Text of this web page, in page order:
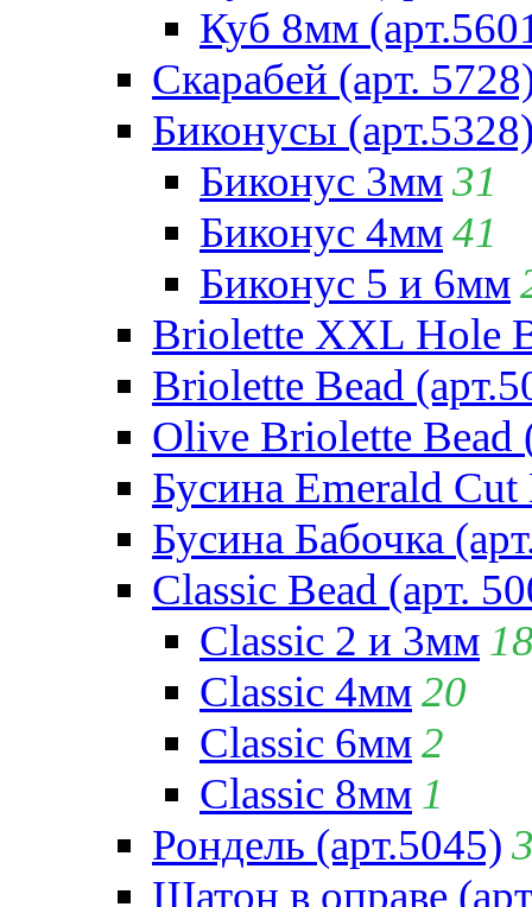
Куб 8мм
Скарабей (арт.
Биконусы
Биконус 3мм31
Биконус 4мм41
Биконус 5 и 6мм
Briolette XXL Hole
Briolette Bead
Olive Briolette Bead
Бусина Emerald Cut
Бусина Бабочка
Classic Bead (арт.
Classic 2 и 3мм
Classic 4мм20
Classic 6мм2
Classic 8мм 1
Рондель (арт.5045)
Шатон в оправе